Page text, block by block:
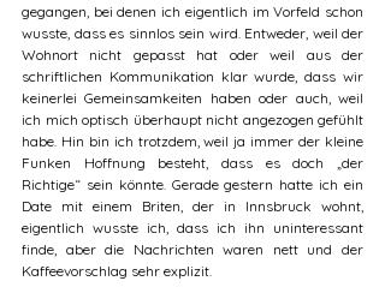
gegangen, bei denen ich eigentlich im Vorfeld schon
wusste, dass es sinnlos sein wird. Entweder, weil der
Wohnort nicht gepasst hat oder weil aus der
schriftlichen Kommunikation klar wurde, dass wir
keinerlei Gemeinsamkeiten haben oder auch, weil
ich mich optisch überhaupt nicht angezogen gefühlt
habe. Hin bin ich trotzdem, weil ja immer der kleine
Funken Hoffnung besteht, dass es doch „der
Richtige“ sein könnte. Gerade gestern hatte ich ein
Date mit einem Briten, der in Innsbruck wohnt,
eigentlich wusste ich, dass ich ihn uninteressant
finde, aber die Nachrichten waren nett und der
Kaffeevorschlag sehr explizit.